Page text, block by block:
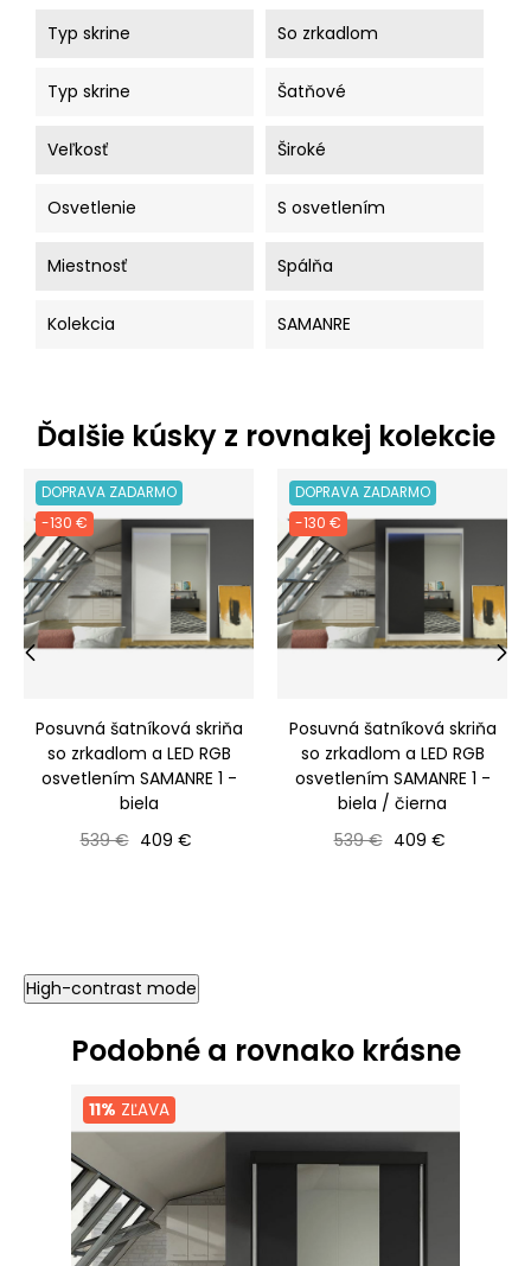
Typ skrine So zrkadlom
Typ skrine Šatňové
Veľkosť Široké
Osvetlenie S osvetlením
Miestnosť Spálňa
Kolekcia SAMANRE
Ďalšie kúsky z rovnakej kolekcie
DOPRAVA ZADARMO
-130 €
Posuvná šatníková skriňa
so zrkadlom a LED RGB
osvetlením SAMANRE 1 -
biela
Bežná cena
539 € Cena
409 €
DOPRAVA ZADARMO
-130 €
Posuvná šatníková skriňa
so zrkadlom a LED RGB
osvetlením SAMANRE 1 -
biela / čierna
Bežná cena
539 € Cena
409 €
High-contrast mode
Podobné a rovnako krásne
11% ZĽAVA